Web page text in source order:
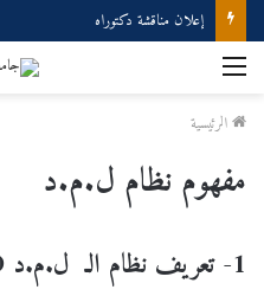
إعلان مناقشة دكتوراه
القائمة
الرئيسية
مفهوم نظام ل.م.د
1- تعريف نظام الـ ل.م.د L.M.D: